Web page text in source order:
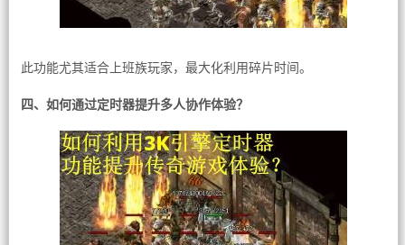
此功能尤其适合上班族玩家，最大化利用碎片时间。
四、如何通过定时器提升多人协作体验？